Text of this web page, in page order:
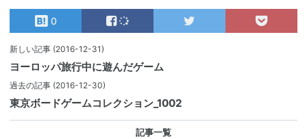
0
新しい記事 (2016-12-31)
ヨーロッパ旅行中に遊んだゲーム
過去の記事 (2016-12-30)
東京ボードゲームコレクション_1002
記事一覧